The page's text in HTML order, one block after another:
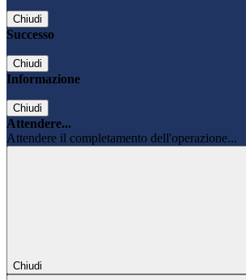
Chiudi
Successo
Chiudi
Informazione
Chiudi
Attendere...
Attendere il completamento dell'operazione...
Chiudi